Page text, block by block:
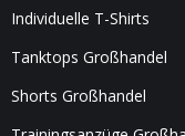
Individuelle T-Shirts
Tanktops Großhandel
Shorts Großhandel